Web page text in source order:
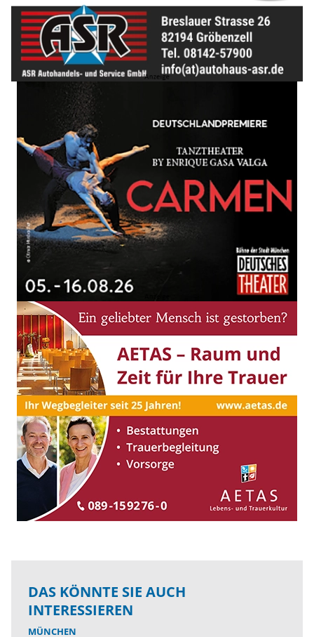
DAS KÖNNTE SIE AUCH
INTERESSIEREN
MÜNCHEN